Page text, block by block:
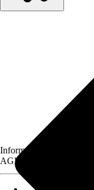
Informationen des
AGB, finden Sie bei